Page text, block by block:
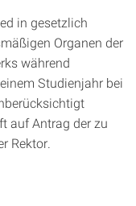
in gesetzlich
Organen der
während
Studienjahr bei
auf Antrag der zu
Rektor.